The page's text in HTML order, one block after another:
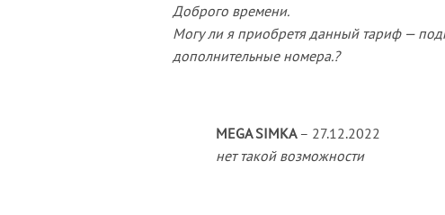
Доброго времени.
Могу ли я приобретя данный тариф —
дополнительные номера.?
MEGA SIMKA – 27.12.2022
нет такой возможности